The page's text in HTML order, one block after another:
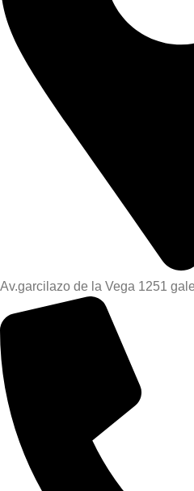
Av.garcilazo de la Vega 1251